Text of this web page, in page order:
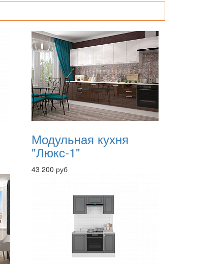
Модульная кухня
"Люкс-1"
43 200 руб